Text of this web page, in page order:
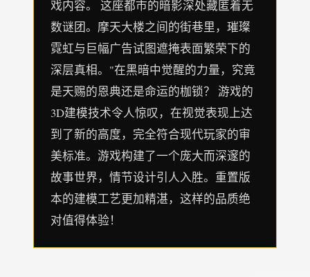
戏内容。 这座都市的暗影深处藏匿着无
数谜团。摩天大楼之间的街巷里，璀璨
霓虹与巨幅广告试图遮掩表面繁荣下的
深层真相。"在黑暗中觉醒的力量，究竟
是天赐的恩典还是命运的枷锁？ 游戏的
3D建模技术令人惊叹，在视觉表现上达
到了新的高度，完全符合现代玩家的审
美标准。游戏构建了一个庞大而深邃的
故事世界，情节设计引人入胜。重置版
本的建模工艺更加精湛，这样的品质绝
对值得体验！